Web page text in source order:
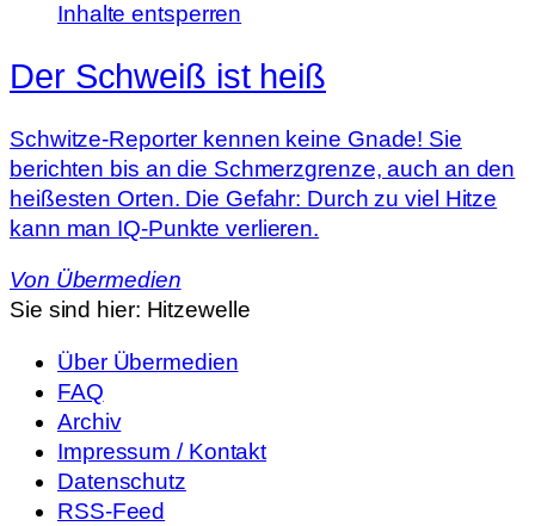
Inhalte entsperren
Der Schweiß ist heiß
Schwitze-Reporter kennen keine Gnade! Sie
berichten bis an die Schmerzgrenze, auch an den
heißesten Orten. Die Gefahr: Durch zu viel Hitze
kann man IQ-Punkte verlieren.
Von Übermedien
Sie sind hier: Hitzewelle
Über Übermedien
FAQ
Archiv
Impressum / Kontakt
Datenschutz
RSS-Feed